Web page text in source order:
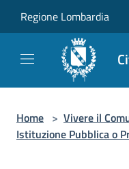
Regione Lombardia
Home > Vivere il
Istituzione Pubblica o